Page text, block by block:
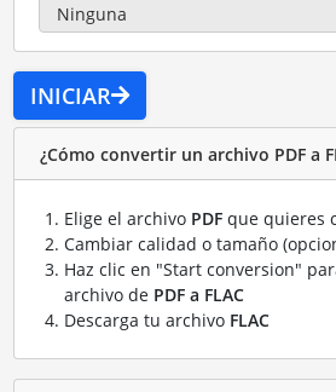
INICIAR
¿Cómo convertir un archivo PDF a
Elige el archivo PDFque quieres
Cambiar calidad o tamaño
Haz clic en "Start conversion"
archivo de PDF a FLAC
Descarga tu archivo FLAC